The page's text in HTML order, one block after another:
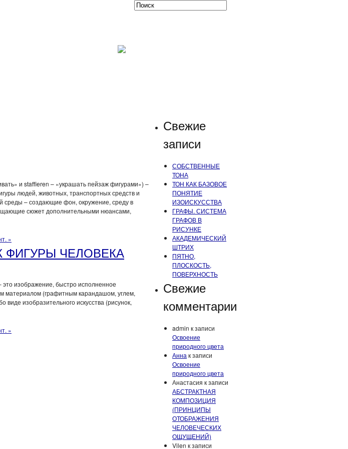
и staffieren – «украшать пейзаж фигурами») –
людей, животных, транспортных средств и
среды – создающие фон, окружение, среду в
сюжет дополнительными нюансами,
»
ЧЕЛОВЕКА
изображение, быстро исполненное
материалом (графитным карандашом, углем,
изобразительного искусства (рисунок,
»
Свежие
записи
СОБСТВЕННЫЕ
ТОНА
ТОН КАК БАЗОВОЕ
ПОНЯТИЕ
ИЗОИСКУССТВА
ГРАФЫ. СИСТЕМА
ГРАФОВ В
РИСУНКЕ
АКАДЕМИЧЕСКИЙ
ШТРИХ
ПЯТНО,
ПЛОСКОСТЬ,
ПОВЕРХНОСТЬ
Свежие
комментарии
admin к записи
Освоение
природного цвета
Анна к записи
Освоение
природного цвета
Анастасия к записи
АБСТРАКТНАЯ
КОМПОЗИЦИЯ
(ПРИНЦИПЫ
ОТОБРАЖЕНИЯ
ЧЕЛОВЕЧЕСКИХ
ОЩУЩЕНИЙ)
Vilen к записи